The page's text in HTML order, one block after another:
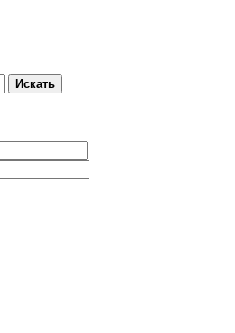
Искать